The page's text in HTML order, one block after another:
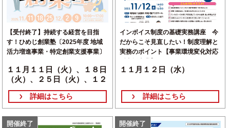
【受付終了】持続する経営を目指
す！ひめじ創業塾〔2025年度 地域
活力増進事業・特定創業支援事業〕
１１月１１日（火）、１８日
（火）、２５日（火）、１２
月２日（火）、９日（火）
詳細はこちら
インボイス制度の基礎実務講座 今
だからこそ見直したい！制度理解と
実務のポイント【事業環境変化対応
１１月１２日（水）
詳細はこちら
開催終了 開催終了